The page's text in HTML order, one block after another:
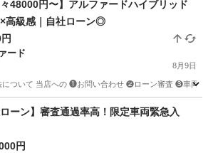
々48000円〜】アルファードハイブリッド
×高級感｜自社ローン◎
ード
8月9日
について 当店への ❶お問い合わせ ❷ローン審査 ❸車両
ファード 車両
ローン】審査通過率高！限定車両緊急入
円